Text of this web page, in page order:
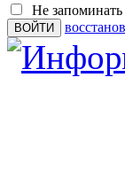
Не запоминать